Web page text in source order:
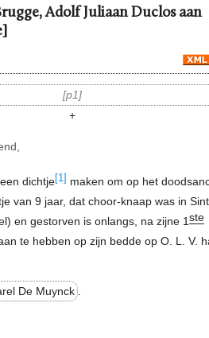
Adolf Juliaan Duclos aan
p1
+
dichtje [1]
maken om op het
van 9 jaar, dat choor-knaap was in
en gestorven is onlangs, na zijne 1ste
te hebben op zijn bedde op O. L. V.
De Muynck